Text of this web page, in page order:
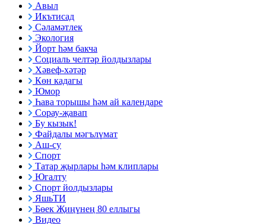
Авыл
Икътисад
Сәламәтлек
Экология
Йорт һәм бакча
Социаль челтәр йолдызлары
Хәвеф-хәтәр
Көн кадагы
Юмор
Һава торышы һәм ай календаре
Сорау-җавап
Бу кызык!
Файдалы мәгълүмат
Аш-су
Спорт
Татар җырлары һәм клиплары
Югалту
Спорт йолдызлары
ЯшьТИ
Бөек Җиңүнең 80 еллыгы
Видео